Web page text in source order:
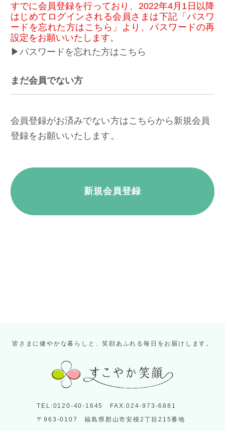
すでに会員登録を行っており、2022年4月1日以降
はじめてログインされる会員さまは下記「パスワ
ードを忘れた方はこちら」より、パスワードの再
設定をお願いいたします。
▶パスワードを忘れた方はこちら
まだ会員でない方
会員登録がお済みでない方はこちらから新規会員
登録をお願いいたします。
新規会員登録
皆さまに健やかな暮らしと、笑顔あふれる毎日をお届けします。
TEL:0120-40-1645 FAX:024-973-6881
〒963-0107 福島県郡山市安積2丁目215番地